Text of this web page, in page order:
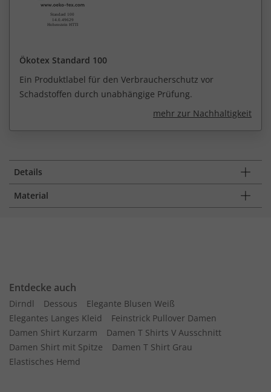
Ökotex Standard 100
Ein Produktlabel für den Verbraucherschutz vor
Schadstoffen durch unabhängige Prüfung.
mehr zur Nachhaltigkeit
Details
Material
Entdecke auch
Dirndl Dessous
Elegante Blusen Weiß
Elegantes Langes Kleid
Feinstrick Pullover Damen
Damen Shirt Kurzarm
Damen T Shirts V Ausschnitt
Damen Shirt mit Spitze
Damen T Shirt Grau
Elastisches Hemd